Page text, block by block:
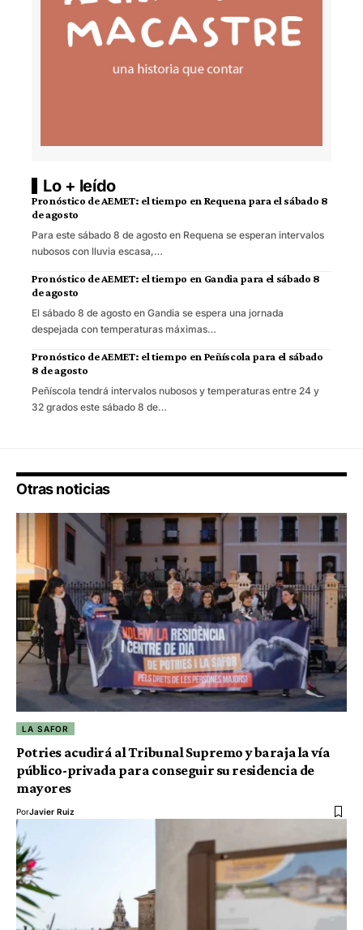
Lo + leído
Pronóstico de AEMET: el tiempo en Requena para el sábado 8
de agosto
Para este sábado 8 de agosto en Requena se esperan intervalos
nubosos con lluvia escasa,…
Pronóstico de AEMET: el tiempo en Gandia para el sábado 8
de agosto
El sábado 8 de agosto en Gandia se espera una jornada
despejada con temperaturas máximas…
Pronóstico de AEMET: el tiempo en Peñíscola para el sábado
8 de agosto
Peñíscola tendrá intervalos nubosos y temperaturas entre 24 y
32 grados este sábado 8 de…
Otras noticias
LA SAFOR
Potries acudirá al Tribunal Supremo y baraja la vía
público-privada para conseguir su residencia de
mayores
PorJavier Ruiz